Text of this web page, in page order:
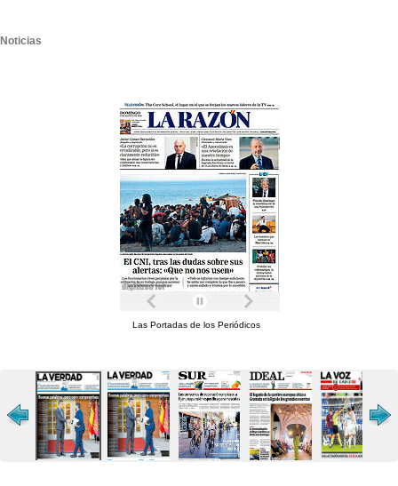
Noticias
Las Portadas de los Periódicos